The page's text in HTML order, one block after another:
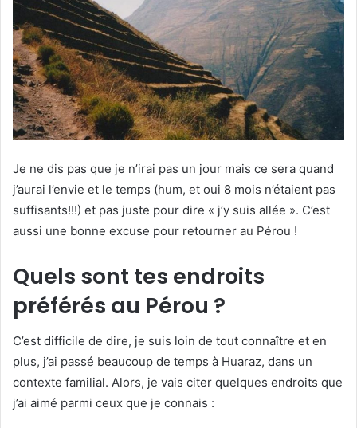
Je ne dis pas que je n’irai pas un jour mais ce sera quand
j’aurai l’envie et le temps (hum, et oui 8 mois n’étaient pas
suffisants!!!) et pas juste pour dire « j’y suis allée ». C’est
aussi une bonne excuse pour retourner au Pérou !
Quels sont tes endroits
préférés au Pérou ?
C’est difficile de dire, je suis loin de tout connaître et en
plus, j’ai passé beaucoup de temps à Huaraz, dans un
contexte familial. Alors, je vais citer quelques endroits que
j’ai aimé parmi ceux que je connais :